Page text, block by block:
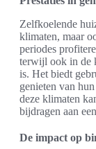
Zelfkoelende
klimaten, maar
periodes
terwijl ook in de
is. Het biedt
genieten van
deze klimaten
bijdragen aan
De impact op